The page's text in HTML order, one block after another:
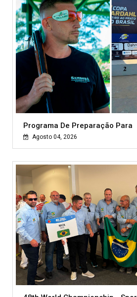
Programa De Preparação Para
Agosto 04, 2026